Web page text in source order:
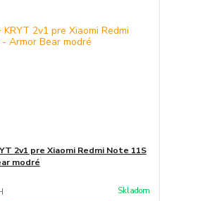
2v1 pre Xiaomi Redmi Note 11S
modré
Skladom